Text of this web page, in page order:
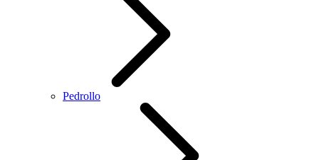
Pedrollo